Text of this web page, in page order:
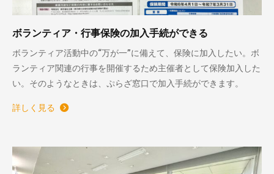
ボランティア・行事保険の加入手続ができる
ボランティア活動中の“万が一”に備えて、保険に加入したい。ボ
ランティア関連の行事を開催するため主催者として保険加入した
い。そのようなときは、ぷらざ窓口で加入手続ができます。
詳しく見る